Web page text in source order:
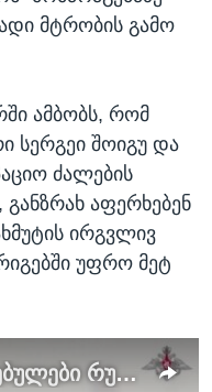
მტრობის გამო
ამბობს, რომ
სერგეი შოიგუ და
ძალების
აფერხებენ
ირგვლივ
უფრო მეტ
"ვაგნერი" და მსჯავრდებულები რუსეთის ომში უკრაინის წინააღმდეგ